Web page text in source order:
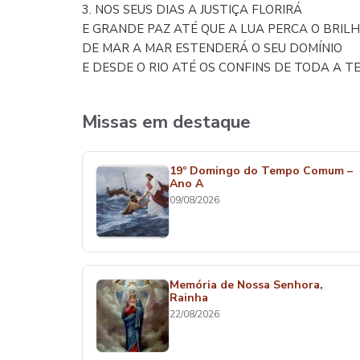
3. NOS SEUS DIAS A JUSTIÇA FLORIRÁ
E GRANDE PAZ ATÉ QUE A LUA PERCA O
DE MAR A MAR ESTENDERÁ O SEU DOMÍNIO
E DESDE O RIO ATÉ OS CONFINS DE TODA A
Missas em destaque
19º Domingo do Tempo Comum –
Ano A
09/08/2026
Memória de Nossa Senhora,
Rainha
22/08/2026